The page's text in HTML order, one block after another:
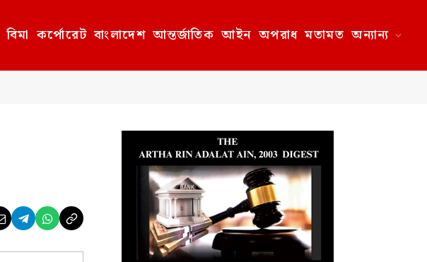
বিমা কর্পোরেট বাংলাদেশ আন্তর্জাতিক আইন অপরাধ মতামত অন্যান্য